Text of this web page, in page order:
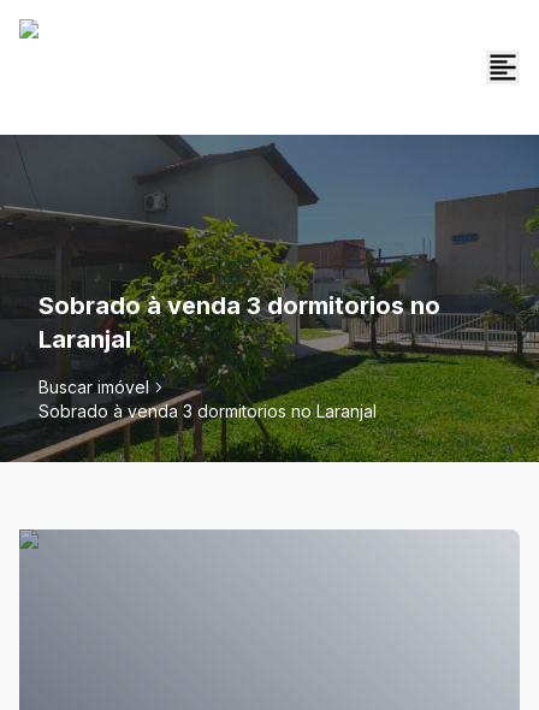
Sobrado à venda 3 dormitorios no
Laranjal
Buscar imóvel
Sobrado à venda 3 dormitorios no Laranjal